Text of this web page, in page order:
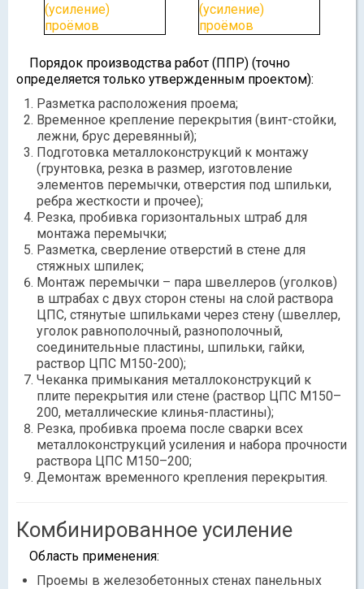
Порядок производства работ (ППР) (точно
определяется только утвержденным проектом):
Разметка расположения проема;
Временное крепление перекрытия (винт-стойки,
лежни, брус деревянный);
Подготовка металлоконструкций к монтажу
(грунтовка, резка в размер, изготовление
элементов перемычки, отверстия под шпильки,
ребра жесткости и прочее);
Резка, пробивка горизонтальных штраб для
монтажа перемычки;
Разметка, сверление отверстий в стене для
стяжных шпилек;
Монтаж перемычки – пара швеллеров (уголков)
в штрабах с двух сторон стены на слой раствора
ЦПС, стянутые шпильками через стену (швеллер,
уголок равнополочный, разнополочный,
соединительные пластины, шпильки, гайки,
раствор ЦПС М150-200);
Чеканка примыкания металлоконструкций к
плите перекрытия или стене (раствор ЦПС М150–
200, металлические клинья-пластины);
Резка, пробивка проема после сварки всех
металлоконструкций усиления и набора прочности
раствора ЦПС М150–200;
Демонтаж временного крепления перекрытия.
Комбинированное усиление
Область применения:
Проемы в железобетонных стенах панельных